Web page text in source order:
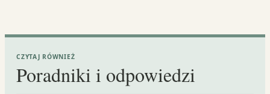
CZYTAJ RÓWNIEŻ
Poradniki i odpowiedzi